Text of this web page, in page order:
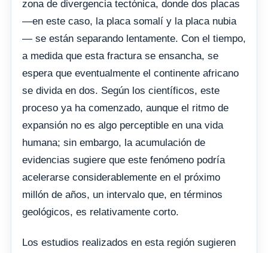
zona de divergencia tectónica, donde dos placas
—en este caso, la placa somalí y la placa nubia
— se están separando lentamente. Con el tiempo,
a medida que esta fractura se ensancha, se
espera que eventualmente el continente africano
se divida en dos. Según los científicos, este
proceso ya ha comenzado, aunque el ritmo de
expansión no es algo perceptible en una vida
humana; sin embargo, la acumulación de
evidencias sugiere que este fenómeno podría
acelerarse considerablemente en el próximo
millón de años, un intervalo que, en términos
geológicos, es relativamente corto.
Los estudios realizados en esta región sugieren